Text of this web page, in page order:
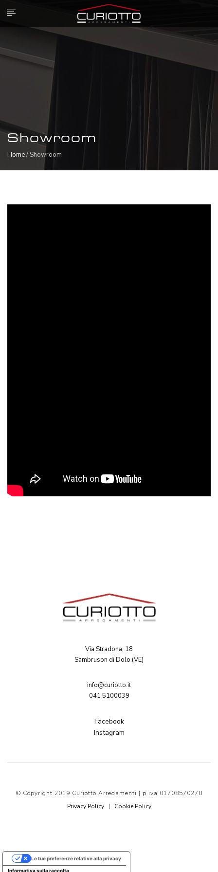
Showroom
Home/ Showroom
Via Stradona, 18
Sambruson di Dolo (VE)
info@curiotto.it
041 5100039
Facebook
Instagram
© Copyright 2019 Curiotto Arredamenti | p.iva 01708570278
Privacy Policy
Cookie Policy
Informativa sulla raccolta
Le tue preferenze relative alla privacy